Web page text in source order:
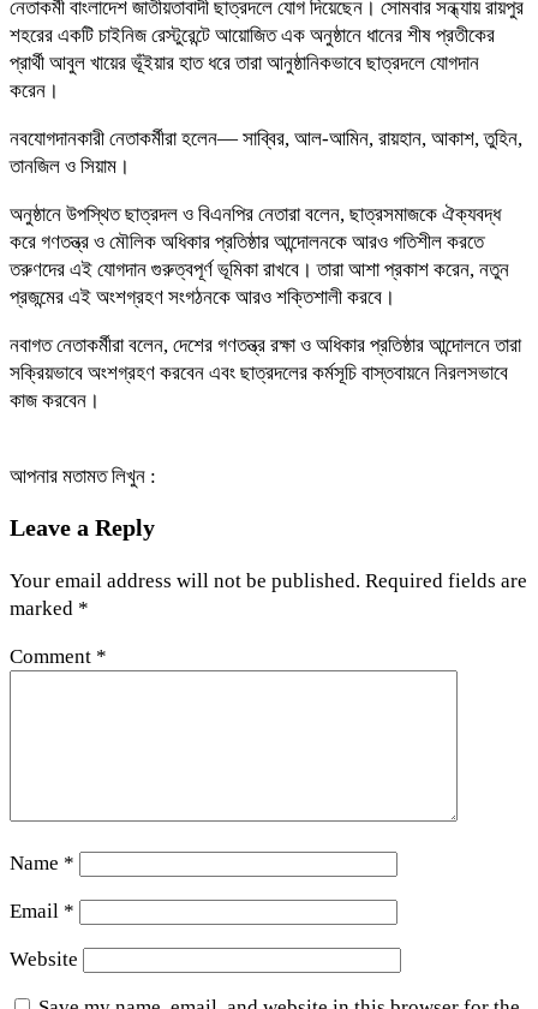
নেতাকর্মী বাংলাদেশ জাতীয়তাবাদী ছাত্রদলে যোগ দিয়েছেন। সোমবার সন্ধ্যায় রায়পুর
শহরের একটি চাইনিজ রেস্টুরেন্টে আয়োজিত এক অনুষ্ঠানে ধানের শীষ প্রতীকের
প্রার্থী আবুল খায়ের ভূঁইয়ার হাত ধরে তারা আনুষ্ঠানিকভাবে ছাত্রদলে যোগদান
করেন।
নবযোগদানকারী নেতাকর্মীরা হলেন— সাব্বির, আল-আমিন, রায়হান, আকাশ, তুহিন,
তানজিল ও সিয়াম।
অনুষ্ঠানে উপস্থিত ছাত্রদল ও বিএনপির নেতারা বলেন, ছাত্রসমাজকে ঐক্যবদ্ধ
করে গণতন্ত্র ও মৌলিক অধিকার প্রতিষ্ঠার আন্দোলনকে আরও গতিশীল করতে
তরুণদের এই যোগদান গুরুত্বপূর্ণ ভূমিকা রাখবে। তারা আশা প্রকাশ করেন, নতুন
প্রজন্মের এই অংশগ্রহণ সংগঠনকে আরও শক্তিশালী করবে।
নবাগত নেতাকর্মীরা বলেন, দেশের গণতন্ত্র রক্ষা ও অধিকার প্রতিষ্ঠার আন্দোলনে তারা
সক্রিয়ভাবে অংশগ্রহণ করবেন এবং ছাত্রদলের কর্মসূচি বাস্তবায়নে নিরলসভাবে
কাজ করবেন।
আপনার মতামত লিখুন :
Leave a Reply
Your email address will not be published. Required fields are
marked *
Comment *
Name *
Email *
Website